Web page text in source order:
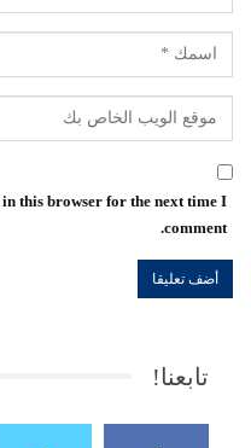
this browser for the next time I
comment.
تابعنا!